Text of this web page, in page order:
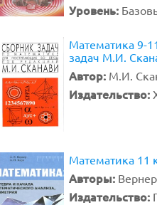
Уровень:
Математика 9-
задач М.И.
Автор: М.И.
Издательство:
Математика 11
Авторы:
Издательство: